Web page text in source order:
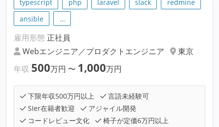
typescript php laravel slack
redmine
ansible
…
雇用形態 正社員
Webエンジニア／プロダクトエンジニア
東京
年収 500万円 〜 1,000万円
下限年収500万円以上
言語未経験可
SIer在籍者歓迎
アジャイル開発
コードレビュー文化
椅子が定価6万円以上